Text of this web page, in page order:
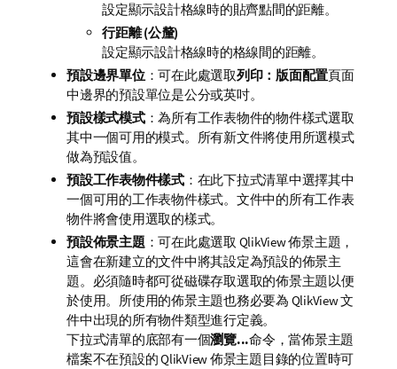
設定顯示設計格線時的貼齊點間的距離。
行距離 (公釐)
設定顯示設計格線時的格線間的距離。
預設邊界單位：可在此處選取列印：版面配置頁面
中邊界的預設單位是公分或英吋。
預設樣式模式：為所有工作表物件的物件樣式選取
其中一個可用的模式。所有新文件將使用所選模式
做為預設值。
預設工作表物件樣式：在此下拉式清單中選擇其中
一個可用的工作表物件樣式。文件中的所有工作表
物件將會使用選取的樣式。
預設佈景主題 ：可在此處選取 QlikView 佈景主題，
這會在新建立的文件中將其設定為預設的佈景主
題。必須隨時都可從磁碟存取選取的佈景主題以便
於使用。所使用的佈景主題也務必要為 QlikView 文
件中出現的所有物件類型進行定義。
下拉式清單的底部有一個瀏覽...命令，當佈景主題
檔案不在預設的 QlikView 佈景主題目錄的位置時可